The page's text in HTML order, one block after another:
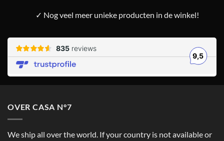
✓ Nog veel meer unieke producten in de winkel!
OVER CASA N°7
We ship all over the world. If your country is not available or